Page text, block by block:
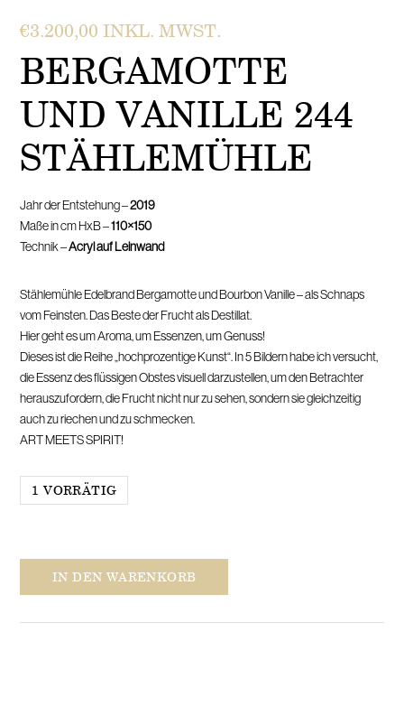
€3.200,00 INKL. MWST.
BERGAMOTTE
UND VANILLE 244
STÄHLEMÜHLE
Jahr der Entstehung –2019
Maße in cm HxB –110×150
Technik –Acryl auf Leinwand
Stählemühle Edelbrand Bergamotte und Bourbon Vanille – als Schnaps
vom Feinsten. Das Beste der Frucht als Destillat.
Hier geht es um Aroma, um Essenzen, um Genuss!
Dieses ist die Reihe „hochprozentige Kunst“. In 5 Bildern habe ich versucht,
die Essenz des flüssigen Obstes visuell darzustellen, um den Betrachter
herauszufordern, die Frucht nicht nur zu sehen, sondern sie gleichzeitig
auch zu riechen und zu schmecken.
ART MEETS SPIRIT!
1 VORRÄTIG
Bergamotte
und
Vanille
IN DEN WARENKORB